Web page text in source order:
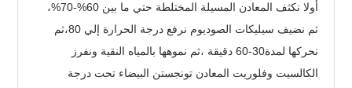
أولا نكثف المعادن المسيلة المختلطة حتي ما بين 60%-70%،
ثم نضيف سيليكات الصوديوم نرفع درجة الحرارة إلي 80،ثم
نحركها لمدة30-60 دقيقة ،ثم نموهها بالمياه النقية ونفرز
الكالسيت وفلوريت المعادن تونجستن البيضاء تحت درجة